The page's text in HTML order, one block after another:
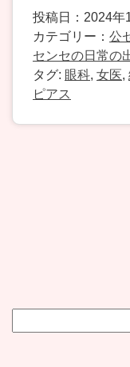
投稿日：2024年
カテゴリー： 公
センセの日常の
タグ: 眼科, 女医,
ピアス
イ
索